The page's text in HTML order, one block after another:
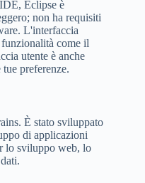
Eclipse è
non ha requisiti
L'interfaccia
come il
utente è anche
preferenze.
È stato sviluppato
di applicazioni
lo sviluppo web, lo